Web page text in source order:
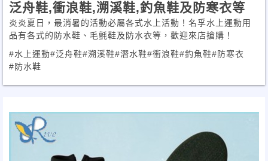
泛舟鞋,衝浪鞋,溯溪鞋,釣魚鞋及防寒衣等
炎炎夏日，最消暑的活動必屬各式水上活動！名孚水上運動用
品有各式的防水鞋、毛氈鞋及防水衣等，歡迎來店搶購！
#水上運動#泛舟鞋#溯溪鞋#潛水鞋#衝浪鞋#釣魚鞋#防寒衣
#防水鞋